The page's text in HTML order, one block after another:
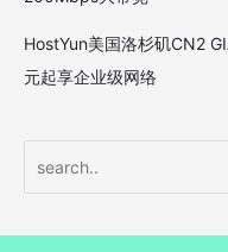
HostYun美国洛杉矶CN2
元起享企业级网络